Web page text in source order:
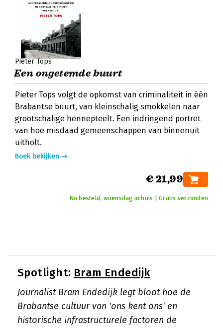
Pieter Tops
Een ongetemde buurt
Pieter Tops volgt de opkomst van criminaliteit in één
Brabantse buurt, van kleinschalig smokkelen naar
grootschalige hennepteelt. Een indringend portret
van hoe misdaad gemeenschappen van binnenuit
uitholt.
Boek bekijken
€ 21,99
Nu besteld, woensdag in huis | Gratis verzonden
Spotlight: Bram Endedijk
Journalist Bram Endedijk legt bloot hoe de
Brabantse cultuur van 'ons kent ons' en
historische infrastructurele factoren de